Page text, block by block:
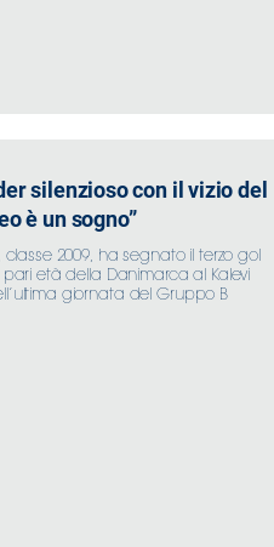
silenzioso con il vizio del
è un sogno”
classe 2009, ha segnato il terzo gol
pari età della Danimarca al Kalevi
giornata del Gruppo B